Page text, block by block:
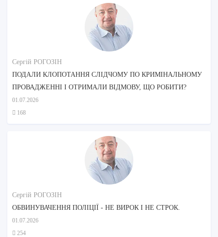
Сергій РОГОЗІН
ПОДАЛИ КЛОПОТАННЯ СЛІДЧОМУ ПО КРИМІНАЛЬНОМУ
ПРОВАДЖЕННІ І ОТРИМАЛИ ВІДМОВУ, ЩО РОБИТИ?
01.07.2026
168
Сергій РОГОЗІН
ОБВИНУВАЧЕННЯ ПОЛІЦІЇ - НЕ ВИРОК І НЕ СТРОК.
01.07.2026
254